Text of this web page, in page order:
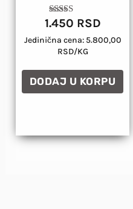
Ocenjeno
sa
4.89
od 5
1.450 RSD
Jedinična cena: 5.800,00
RSD/KG
DODAJ U KORPU